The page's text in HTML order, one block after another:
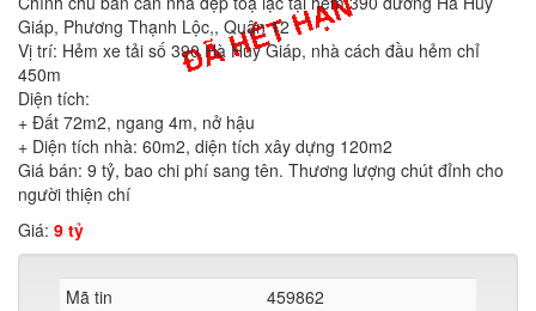
Giáp, Phương Thạnh Lộc,, Quận 12
Vị trí: Hẻm xe tải số 390 Hà Huy Giáp, nhà cách đầu hẻm chỉ
450m
Diện tích:
+ Đất 72m2, ngang 4m, nở hậu
+ Diện tích nhà: 60m2, diện tích xây dựng 120m2
Giá bán: 9 tỷ, bao chi phí sang tên. Thương lượng chút đỉnh cho
người thiện chí
Giá: 9 tỷ
Mã tin
459862